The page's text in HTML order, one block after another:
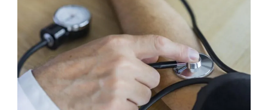
jadłospis